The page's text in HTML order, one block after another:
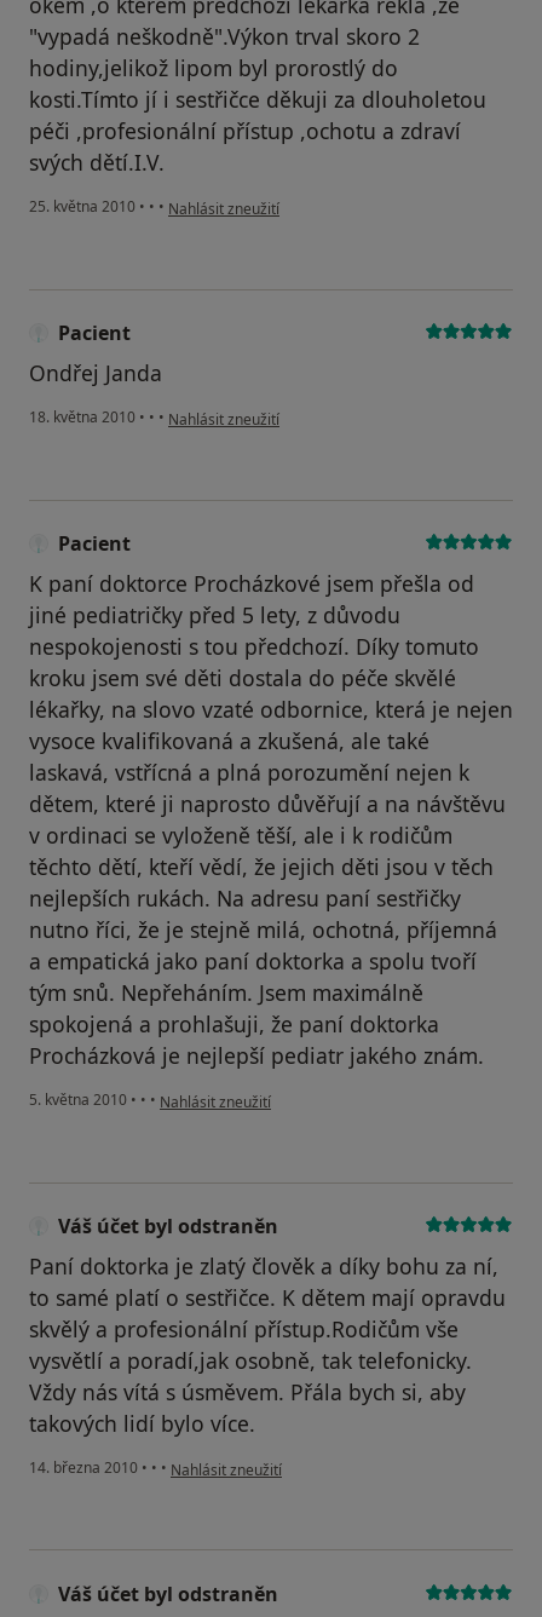
"vypadá neškodně".Výkon trval skoro 2
hodiny,jelikož lipom byl prorostlý do
kosti.Tímto jí i sestřičce děkuji za dlouholetou
péči ,profesionální přístup ,ochotu a zdraví
svých dětí.I.V.
25. května 2010 • • • podle názoru uživatele Váš účet byl odstraněn
Nahlásit zneužití
Pacient
Ondřej Janda
18. května 2010 • • • podle názoru uživatele Pacient
Nahlásit zneužití
Pacient
K paní doktorce Procházkové jsem přešla od
jiné pediatričky před 5 lety, z důvodu
nespokojenosti s tou předchozí. Díky tomuto
kroku jsem své děti dostala do péče skvělé
lékařky, na slovo vzaté odbornice, která je nejen
vysoce kvalifikovaná a zkušená, ale také
laskavá, vstřícná a plná porozumění nejen k
dětem, které ji naprosto důvěřují a na návštěvu
v ordinaci se vyloženě těší, ale i k rodičům
těchto dětí, kteří vědí, že jejich děti jsou v těch
nejlepších rukách. Na adresu paní sestřičky
nutno říci, že je stejně milá, ochotná, příjemná
a empatická jako paní doktorka a spolu tvoří
tým snů. Nepřeháním. Jsem maximálně
spokojená a prohlašuji, že paní doktorka
Procházková je nejlepší pediatr jakého znám.
5. května 2010 • • • podle názoru uživatele Pacient
Nahlásit zneužití
Váš účet byl odstraněn
Paní doktorka je zlatý člověk a díky bohu za ní,
to samé platí o sestřičce. K dětem mají opravdu
skvělý a profesionální přístup.Rodičům vše
vysvětlí a poradí,jak osobně, tak telefonicky.
Vždy nás vítá s úsměvem. Přála bych si, aby
takových lidí bylo více.
14. března 2010 • • • podle názoru uživatele Váš účet byl odstraněn
Nahlásit zneužití
Váš účet byl odstraněn